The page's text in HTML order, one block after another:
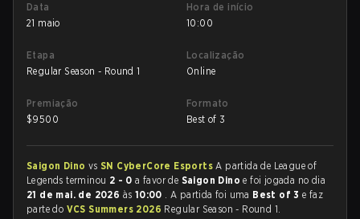
Data
21 maio
Hora de início
10:00
Etapa
Regular Season - Round 1
Localização
Online
Premiação
$9500
Formato
Best of 3
Saigon Dino vs SN CyberCore EsportsA partida de League of
Legends terminou 2 - 0 a favor de Saigon Dinoe foi jogada no dia
21 de mai. de 2026 às 10:00 . A partida foi uma Best of 3e faz
parte do VCS Summers 2026 Regular Season - Round 1.